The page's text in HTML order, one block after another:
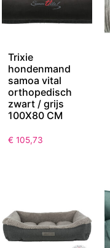
Trixie
hondenmand
samoa vital
orthopedisch
zwart / grijs
100X80 CM
€ 105,73